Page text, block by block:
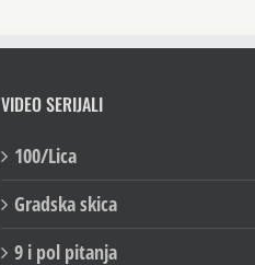
VIDEO SERIJALI
100/Lica
Gradska skica
9 i pol pitanja